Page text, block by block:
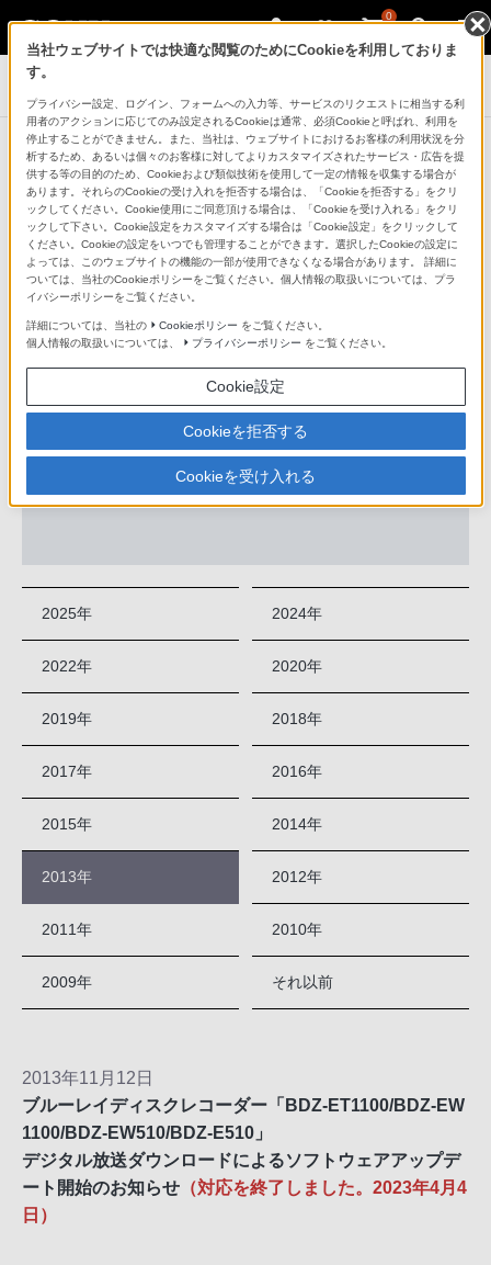
0
ブルーレイディスクレコーダー
本体アップデート情報
放送ダウンロードとは
放送ダウンロードによる更新データが受信出来ない場合
型名から絞り込み
※半角英数で入力してください（入力例：BDZ-ET2200）
※検索対象は2011年1月以降の本体アップデート情報です。
2025年 2024年
2022年 2020年
2019年 2018年
2017年 2016年
2015年 2014年
2013年 2012年
2011年 2010年
2009年 それ以前
2013年11月12日
ブルーレイディスクレコーダー「BDZ-ET1100/BDZ-EW
1100/BDZ-EW510/BDZ-E510」
デジタル放送ダウンロードによるソフトウェアアップデ
ート開始のお知らせ （対応を終了しました。2023年4月4
日）
当社ウェブサイトでは快適な閲覧のためにCookieを利用しておりま
す。
プライバシー設定、ログイン、フォームへの入力等、サービスのリクエストに相当する利
用者のアクションに応じてのみ設定されるCookieは通常、必須Cookieと呼ばれ、利用を
停止することができません。また、当社は、ウェブサイトにおけるお客様の利用状況を分
析するため、あるいは個々のお客様に対してよりカスタマイズされたサービス・広告を提
供する等の目的のため、Cookieおよび類似技術を使用して一定の情報を収集する場合が
あります。それらのCookieの受け入れを拒否する場合は、「Cookieを拒否する」をクリ
ックしてください。Cookie使用にご同意頂ける場合は、「Cookieを受け入れる」をクリ
ックして下さい。Cookie設定をカスタマイズする場合は「Cookie設定」をクリックして
ください。Cookieの設定をいつでも管理することができます。選択したCookieの設定に
よっては、このウェブサイトの機能の一部が使用できなくなる場合があります。 詳細に
ついては、当社のCookieポリシーをご覧ください。個人情報の取扱いについては、プラ
イバシーポリシーをご覧ください。
詳細については、当社の Cookieポリシー をご覧ください。
個人情報の取扱いについては、
プライバシーポリシー をご覧ください。
Cookie設定
Cookieを拒否する
Cookieを受け入れる